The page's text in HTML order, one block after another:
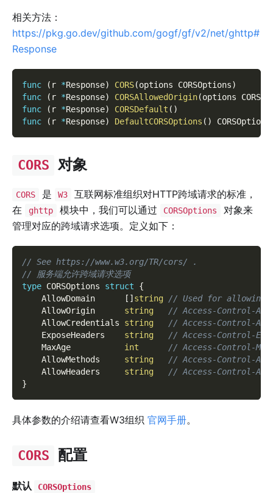
相关方法：
https://pkg.go.dev/github.com/gogf/gf/v2/net/ghttp#
Response
func ( r *Response) CORS(options CORSOptions)
func
( r *Response) CORSAllowedOrigin(options
func
( r *Response) CORSDefault ( )
func
( r *Response) DefaultCORSOptions ( ) CORSOptions
CORS 对象
CORS 是 W3
互联网标准组织对HTTP跨域请求的标准，
在
ghttp 模块中，我们可以通过 CORSOptions
对象来
管理对应的跨域请求选项。定义如下：
// See https://www.w3.org/TR/cors/ .
// 服务端允许跨域请求选项
type CORSOptions struct
{
    AllowDomain
[ ] string // Used for allowing
    AllowOrigin
string
// Access-Control-
    AllowCredentials
string
// Access-Control-
    ExposeHeaders
string
// Access-Control-
    MaxAge
int
// Access-Control-
    AllowMethods
string
// Access-Control-
    AllowHeaders
string
// Access-Control-
}
具体参数的介绍请查看W3组织 官网手册。
CORS 配置
默认 CORSOptions